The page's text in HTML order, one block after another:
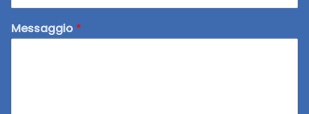
Messaggio *